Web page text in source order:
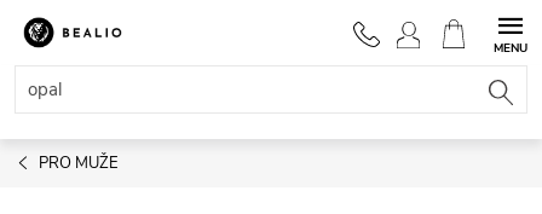
Přejít
obsah
NÁKUPNÍ
KOŠÍK
PRO MUŽE